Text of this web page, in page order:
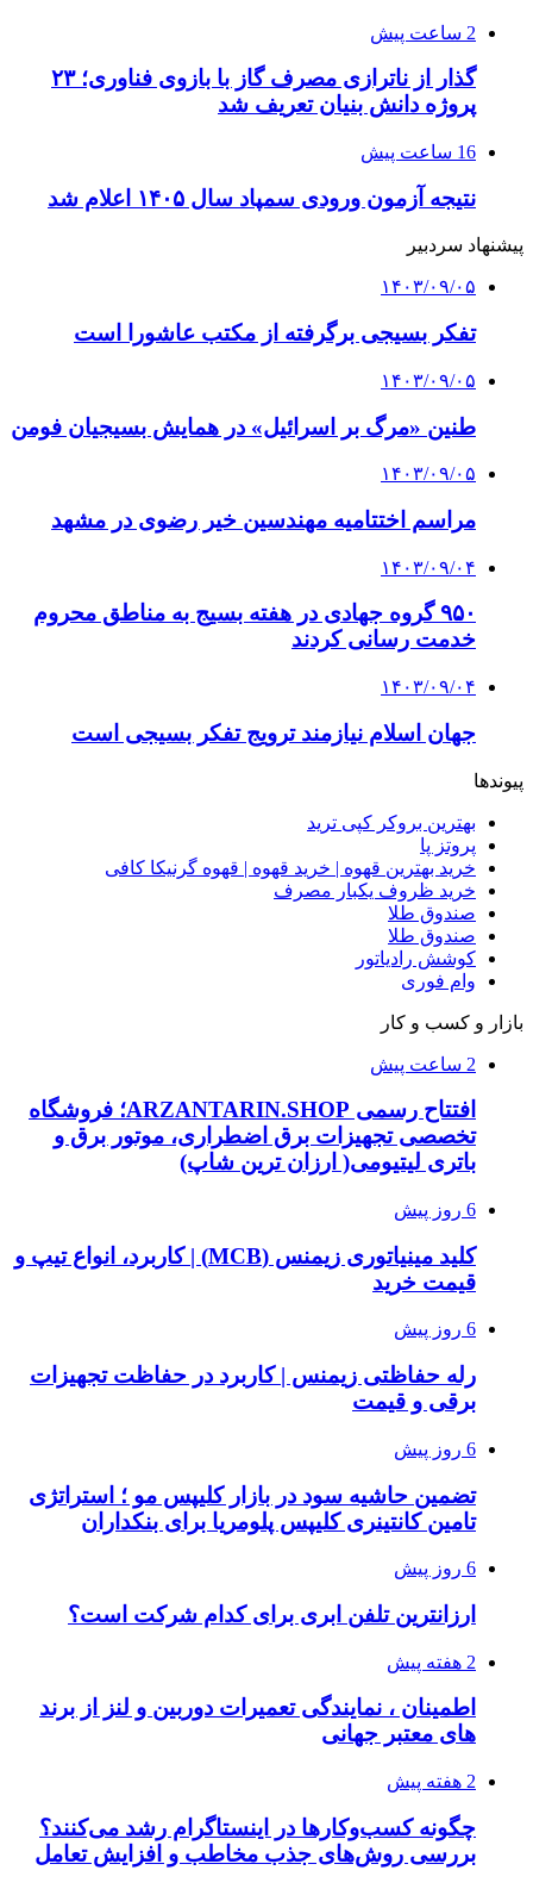
2 ساعت پیش
گذار از ناترازی مصرف گاز با بازوی فناوری؛ ۲۳
پروژه دانش بنیان تعریف شد
16 ساعت پیش
نتیجه آزمون ورودی سمپاد سال ۱۴۰۵ اعلام شد
پیشنهاد سردبیر
۱۴۰۳/۰۹/۰۵
تفکر بسیجی برگرفته از مکتب عاشورا است
۱۴۰۳/۰۹/۰۵
طنین «مرگ بر اسرائیل» در همایش بسیجیان فومن
۱۴۰۳/۰۹/۰۵
مراسم اختتامیه مهندسین خیر رضوی در مشهد
۱۴۰۳/۰۹/۰۴
۹۵۰ گروه جهادی در هفته بسیج به مناطق محروم
خدمت رسانی کردند
۱۴۰۳/۰۹/۰۴
جهان اسلام نیازمند ترویج تفکر بسیجی است
پیوندها
بهترین بروکر کپی ترید
پروتز پا
خرید بهترین قهوه | خرید قهوه | قهوه گرنیکا کافی
خرید ظروف یکبار مصرف
صندوق طلا
صندوق طلا
کوشش رادیاتور
وام فوری
بازار و کسب و کار
2 ساعت پیش
افتتاح رسمی ARZANTARIN.SHOP؛ فروشگاه
تخصصی تجهیزات برق اضطراری، موتور برق و
باتری لیتیومی( ارزان ترین شاپ)
6 روز پیش
کلید مینیاتوری زیمنس (MCB) | کاربرد، انواع تیپ و
قیمت خرید
6 روز پیش
رله حفاظتی زیمنس | کاربرد در حفاظت تجهیزات
برقی و قیمت
6 روز پیش
تضمین حاشیه سود در بازار کلیپس مو ؛ استراتژی
تامین کانتینری کلیپس پلومریا برای بنکداران
6 روز پیش
ارزانترین تلفن ابری برای کدام شرکت است؟
2 هفته پیش
اطمینان ، نمایندگی تعمیرات دوربین و لنز از برند
های معتبر جهانی
2 هفته پیش
چگونه کسب‌وکارها در اینستاگرام رشد می‌کنند؟
بررسی روش‌های جذب مخاطب و افزایش تعامل